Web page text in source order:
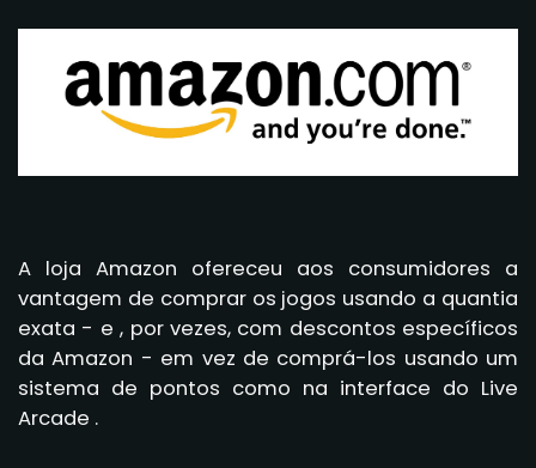
A loja Amazon ofereceu aos consumidores a
vantagem de comprar os jogos usando a quantia
exata - e , por vezes, com descontos específicos
da Amazon - em vez de comprá-los usando um
sistema de pontos como na interface do Live
Arcade .